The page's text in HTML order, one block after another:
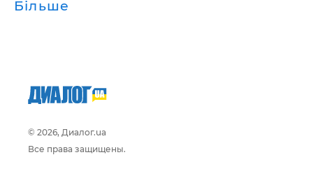
Більше
© 2026, Диалог.ua
Все права защищены.